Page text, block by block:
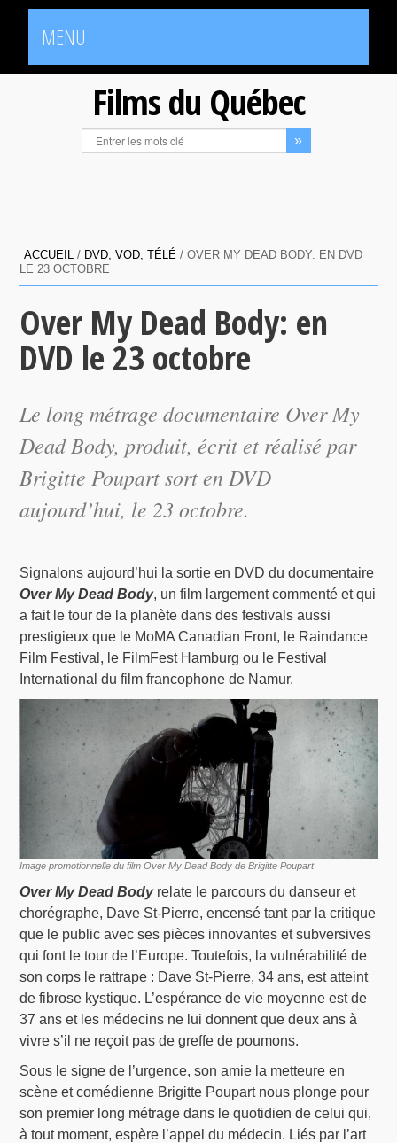
MENU
Films du Québec
ACCUEIL / DVD, VOD, TÉLÉ /OVER MY DEAD BODY: EN DVD
LE 23 OCTOBRE
Over My Dead Body: en
DVD le 23 octobre
Le long métrage documentaire Over My
Dead Body, produit, écrit et réalisé par
Brigitte Poupart sort en DVD
aujourd’hui, le 23 octobre.
Signalons aujourd’hui la sortie en DVD du documentaire
Over My Dead Body, un film largement commenté et qui
a fait le tour de la planète dans des festivals aussi
prestigieux que le MoMA Canadian Front, le Raindance
Film Festival, le FilmFest Hamburg ou le Festival
International du film francophone de Namur.
Image promotionnelle du film Over My Dead Body de Brigitte Poupart
Over My Dead Bodyrelate le parcours du danseur et
chorégraphe, Dave St-Pierre, encensé tant par la critique
que le public avec ses pièces innovantes et subversives
qui font le tour de l’Europe. Toutefois, la vulnérabilité de
son corps le rattrape : Dave St-Pierre, 34 ans, est atteint
de fibrose kystique. L’espérance de vie moyenne est de
37 ans et les médecins ne lui donnent que deux ans à
vivre s’il ne reçoit pas de greffe de poumons.
Sous le signe de l’urgence, son amie la metteure en
scène et comédienne Brigitte Poupart nous plonge pour
son premier long métrage dans le quotidien de celui qui,
à tout moment, espère l’appel du médecin. Liés par l’art